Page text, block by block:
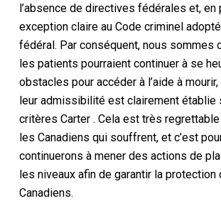
l’absence de directives fédérales et, en
exception claire au Code criminel
fédéral. Par conséquent, nous sommes
les patients pourraient continuer à se
obstacles pour accéder à l’aide à
leur admissibilité est clairement établie
critères Carter . Cela est très
les Canadiens qui souffrent, et c’est
continuerons à mener des actions de
les niveaux afin de garantir la
Canadiens.